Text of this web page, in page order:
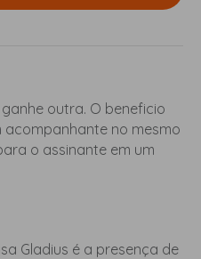
outra. O beneficio
no mesmo
o assinante em um
Gladius é a presença de